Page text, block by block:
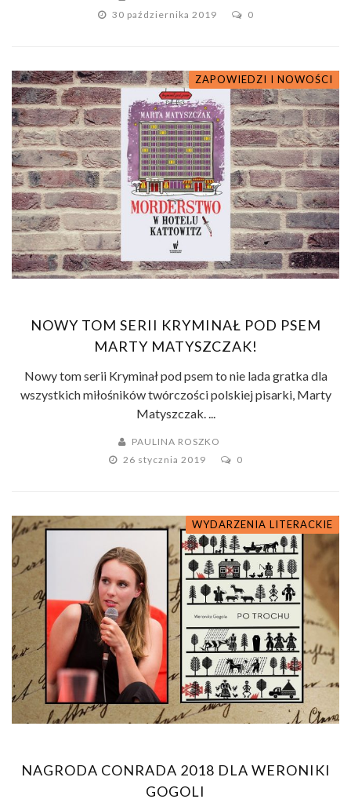
30 października 2019
0
ZAPOWIEDZI I NOWOŚCI
NOWY TOM SERII KRYMINAŁ POD PSEM
MARTY MATYSZCZAK!
Nowy tom serii Kryminał pod psem to nie lada gratka dla
wszystkich miłośników twórczości polskiej pisarki, Marty
Matyszczak. ...
PAULINA ROSZKO
26 stycznia 2019
0
WYDARZENIA LITERACKIE
NAGRODA CONRADA 2018 DLA WERONIKI
GOGOLI